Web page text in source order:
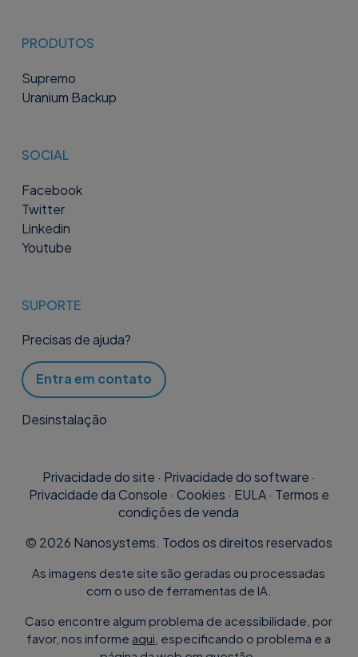
PRODUTOS
Supremo
Uranium Backup
SOCIAL
Facebook
Twitter
Linkedin
Youtube
SUPORTE
Precisas de ajuda?
Entra em contato
Desinstalação
Privacidade do site · Privacidade do software ·
Privacidade da Console · Cookies · EULA· Termos e
condições de venda
© 2026 Nanosystems. Todos os direitos reservados
As imagens deste site são geradas ou processadas
com o uso de ferramentas de IA.
Caso encontre algum problema de acessibilidade, por
favor, nos informe aqui , especificando o problema e a